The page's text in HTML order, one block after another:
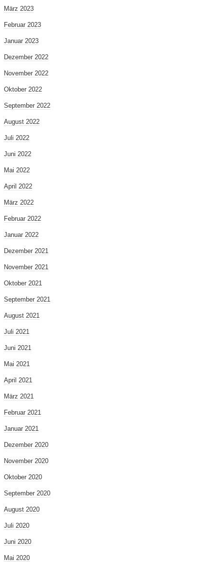
März 2023
Februar 2023
Januar 2023
Dezember 2022
November 2022
Oktober 2022
September 2022
August 2022
Juli 2022
Juni 2022
Mai 2022
April 2022
März 2022
Februar 2022
Januar 2022
Dezember 2021
November 2021
Oktober 2021
September 2021
August 2021
Juli 2021
Juni 2021
Mai 2021
April 2021
März 2021
Februar 2021
Januar 2021
Dezember 2020
November 2020
Oktober 2020
September 2020
August 2020
Juli 2020
Juni 2020
Mai 2020